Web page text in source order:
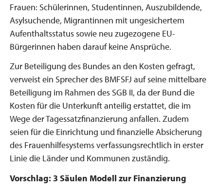
Frauen: Schülerinnen, Studentinnen, Auszubildende,
Asylsuchende, Migrantinnen mit ungesichertem
Aufenthaltsstatus sowie neu zugezogene EU-
Bürgerinnen haben darauf keine Ansprüche.
Zur Beteiligung des Bundes an den Kosten gefragt,
verweist ein Sprecher des BMFSFJ auf seine mittelbare
Beteiligung im Rahmen des SGB II, da der Bund die
Kosten für die Unterkunft anteilig erstattet, die im
Wege der Tagessatzfinanzierung anfallen. Zudem
seien für die Einrichtung und finanzielle Absicherung
des Frauenhilfesystems verfassungsrechtlich in erster
Linie die Länder und Kommunen zuständig.
Vorschlag: 3 Säulen Modell zur Finanzierung